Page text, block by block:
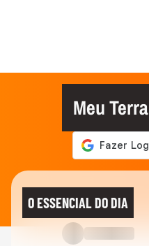
Meu Terra
O ESSENCIAL DO DIA